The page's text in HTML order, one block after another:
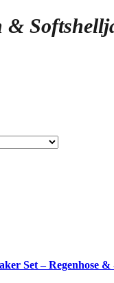
&
Set – Regenhose &